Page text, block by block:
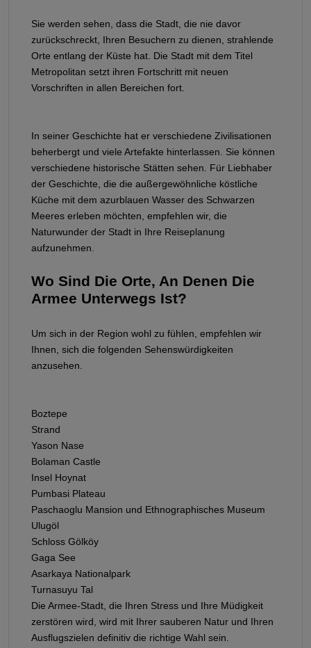
Sie werden sehen, dass die Stadt, die nie davor
zurückschreckt, Ihren Besuchern zu dienen, strahlende
Orte entlang der Küste hat. Die Stadt mit dem Titel
Metropolitan setzt ihren Fortschritt mit neuen
Vorschriften in allen Bereichen fort.
In seiner Geschichte hat er verschiedene Zivilisationen
beherbergt und viele Artefakte hinterlassen. Sie können
verschiedene historische Stätten sehen. Für Liebhaber
der Geschichte, die die außergewöhnliche köstliche
Küche mit dem azurblauen Wasser des Schwarzen
Meeres erleben möchten, empfehlen wir, die
Naturwunder der Stadt in Ihre Reiseplanung
aufzunehmen.
Wo Sind Die Orte, An Denen Die
Armee Unterwegs Ist?
Um sich in der Region wohl zu fühlen, empfehlen wir
Ihnen, sich die folgenden Sehenswürdigkeiten
anzusehen.
Boztepe
Strand
Yason Nase
Bolaman Castle
Insel Hoynat
Pumbasi Plateau
Paschaoglu Mansion und Ethnographisches Museum
Ulugöl
Schloss Gölköy
Gaga See
Asarkaya Nationalpark
Turnasuyu Tal
Die Armee-Stadt, die Ihren Stress und Ihre Müdigkeit
zerstören wird, wird mit Ihrer sauberen Natur und Ihren
Ausflugszielen definitiv die richtige Wahl sein.